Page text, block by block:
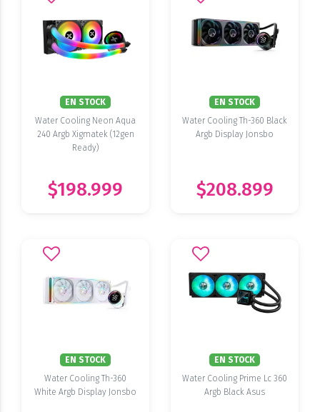
EN STOCK
Water Cooling Neon Aqua
240 Argb Xigmatek (12gen
Ready)
$198.999
EN STOCK
Water Cooling Th-360 Black
Argb Display Jonsbo
$208.899
EN STOCK
Water Cooling Th-360
White Argb Display Jonsbo
EN STOCK
Water Cooling Prime Lc 360
Argb Black Asus